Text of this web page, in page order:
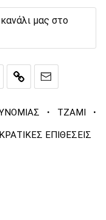
μας στο
· ΤΖΑΜΙ ·
ΕΠΙΘΕΣΕΙΣ